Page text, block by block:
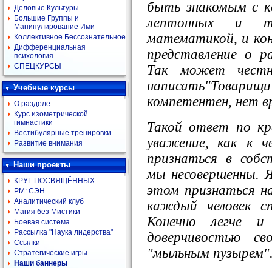
Деловые Культуры
Большие Группы и
Манипулирование Ими
Коллективное Бессознательное
Дифференциальная
психология
СПЕЦКУРСЫ
Учебные курсы
О разделе
Курс изометрической
гимнастики
Вестибулярные тренировки
Развитие внимания
Наши проекты
КРУГ ПОСВЯЩЁННЫХ
РМ: СЭН
Аналитический клуб
Магия без Мистики
Боевая система
Рассылка "Наука лидерства"
Ссылки
Стратегические игры
Наши баннеры
быть знакомым с
лептонных и
математикой, и
представление о
Так может
компетентен, нет
Такой ответ по
уважение, как к
признаться в
мы несовершенны.
этом признаться
каждый человек
Конечно легче и
доверчивостью
"мыльным